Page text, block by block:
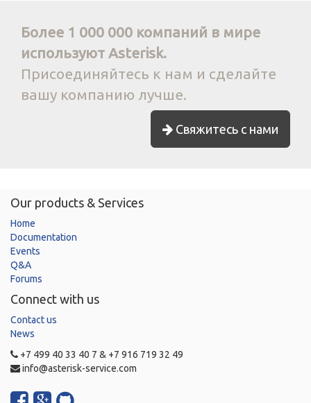
Более 1 000 000 компаний в мире
используют Asterisk.
Присоединяйтесь к нам и сделайте
вашу компанию лучше.
Свяжитесь с нами
Our products & Services
Home
Documentation
Events
Q&A
Forums
Connect with us
Contact us
News
+7 499 40 33 40 7 & +7 916 719 32 49
info@asterisk-service.com